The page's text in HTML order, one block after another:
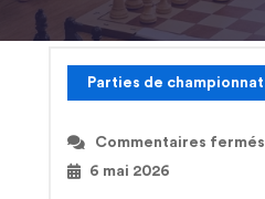
Parties de championnat
Commentaires fermés
6 mai 2026